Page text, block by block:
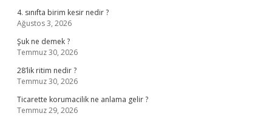
4. sınıfta birim kesir nedir ?
Ağustos 3, 2026
Şuk ne demek ?
Temmuz 30, 2026
28’lik ritim nedir ?
Temmuz 30, 2026
Ticarette korumacilik ne anlama gelir ?
Temmuz 29, 2026